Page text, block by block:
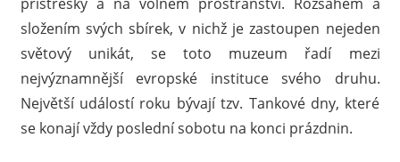
složením svých sbírek, v nichž je zastoupen nejeden
světový unikát, se toto muzeum řadí mezi
nejvýznamnější evropské instituce svého druhu.
Největší událostí roku bývají tzv. Tankové dny, které
se konají vždy poslední sobotu na konci prázdnin.